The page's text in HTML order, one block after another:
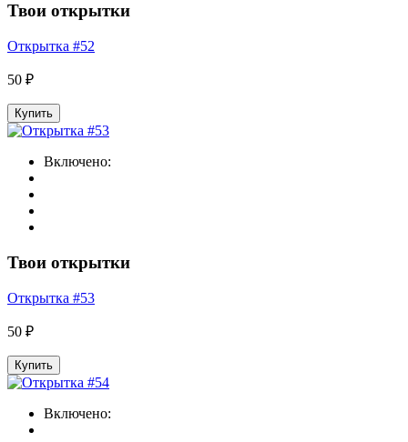
Твои открытки
Открытка #52
50 ₽
Купить
Включено:
Твои открытки
Открытка #53
50 ₽
Купить
Включено: